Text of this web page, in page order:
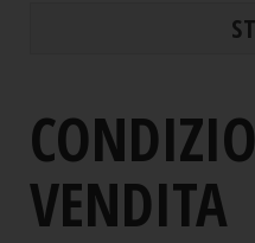
Guida all'acquisto
Condizioni di
Procedura di
VENDITA